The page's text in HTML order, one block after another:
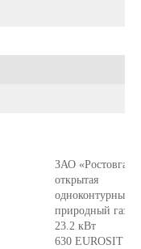
ЗАО
открытая
одноконтурный
природный газ
23.2 кВт
630 EUROSIT